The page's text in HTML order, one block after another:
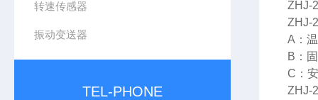
转速传感器
振动变送器
TEL-PHONE
ZHJ-
ZHJ-
A：
B：
C：
ZHJ-